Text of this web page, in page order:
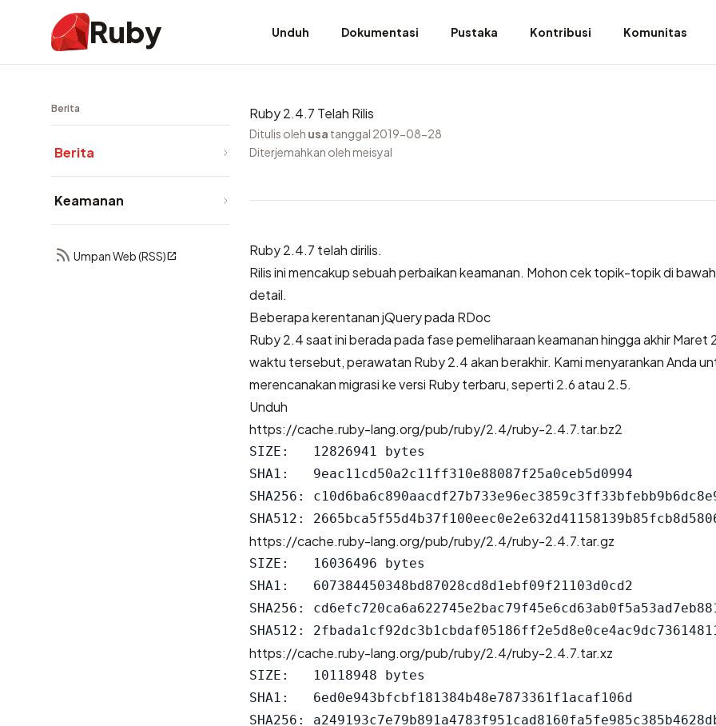
Ruby Unduh Dokumentasi Pustaka Kontribusi Komunitas
Berita
Berita
Keamanan
Umpan Web (RSS)
Ruby 2.4.7 Telah Rilis
Ditulis oleh usa tanggal 2019-08-28
Diterjemahkan oleh meisyal
Ruby 2.4.7 telah dirilis.
Rilis ini mencakup sebuah perbaikan keamanan. Mohon cek topik-topik di
detail.
Beberapa kerentanan jQuery pada RDoc
Ruby 2.4 saat ini berada pada fase pemeliharaan keamanan hingga akhir
waktu tersebut, perawatan Ruby 2.4 akan berakhir. Kami menyarankan Anda
merencanakan migrasi ke versi Ruby terbaru, seperti 2.6 atau 2.5.
Unduh
https://cache.ruby-lang.org/pub/ruby/2.4/ruby-2.4.7.tar.bz2
SIZE:   12826941 bytes
SHA1:   9eac11cd50a2c11ff310e88087f25a0ceb5d0994
SHA256:
https://cache.ruby-lang.org/pub/ruby/2.4/ruby-2.4.7.tar.gz
SIZE:   16036496 bytes
SHA1:   607384450348bd87028cd8d1ebf09f21103d0cd2
SHA256:
https://cache.ruby-lang.org/pub/ruby/2.4/ruby-2.4.7.tar.xz
SIZE:   10118948 bytes
SHA1:   6ed0e943bfcbf181384b48e7873361f1acaf106d
SHA256: